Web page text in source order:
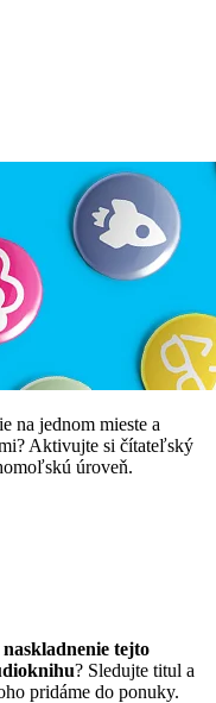
na jednom mieste a
Aktivujte si čítateľský
úroveň.
tejto
? Sledujte titul a
pridáme do ponuky.